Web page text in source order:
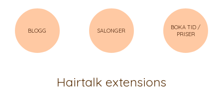
BLOGG SALONGER
BOKA TID /
PRISER
Hairtalk extensions